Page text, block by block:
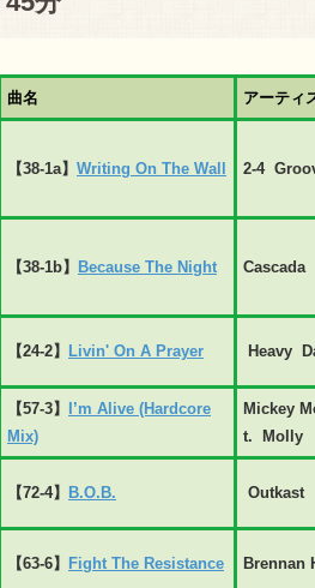
曲名 アーティ
【38-1a】 Writing On The Wall 2-4
【38-1b】 Because The Night Cascada
【24-2】 Livin' On A Prayer Heavy
【57-3】
I’m Alive (Hardcore
Mix)
Mickey
t. Molly
【72-4】 B.O.B. Outkast
【63-6】 Fight The Resistance Brennan